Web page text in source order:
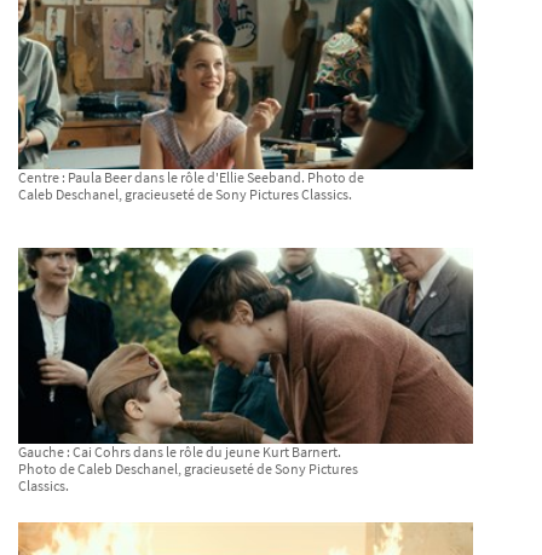
Centre : Paula Beer dans le rôle d'Ellie Seeband. Photo de
Caleb Deschanel, gracieuseté de Sony Pictures Classics.
Gauche : Cai Cohrs dans le rôle du jeune Kurt Barnert.
Photo de Caleb Deschanel, gracieuseté de Sony Pictures
Classics.